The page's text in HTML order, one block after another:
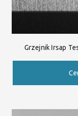
Grzejnik Irsap